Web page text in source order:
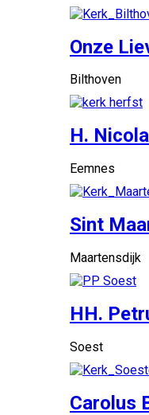
Onze
Bilthoven
H.
Eemnes
Sint
Maartensdijk
HH.
Soest
Carolus